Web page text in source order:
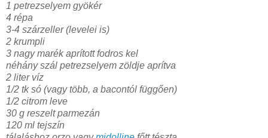
1 petrezselyem gyökér
4 répa
3-4 szárzeller (levelei is)
2 krumpli
3 nagy marék aprított fodros kel
néhány szál petrezselyem zöldje aprítva
2 liter víz
1/2 tk só (vagy több, a bacontól függően)
1/2 citrom leve
30 g reszelt parmezán
120 ml tejszín